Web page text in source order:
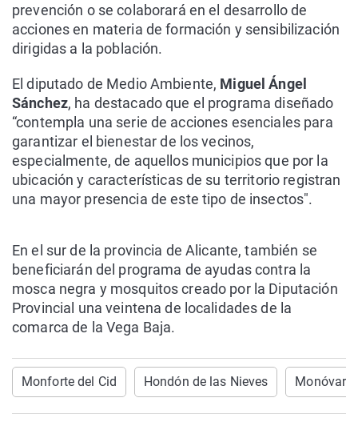
prevención o se colaborará en el desarrollo de
acciones en materia de formación y sensibilización
dirigidas a la población.
El diputado de Medio Ambiente, Miguel Ángel
Sánchez, ha destacado que el programa diseñado
“contempla una serie de acciones esenciales para
garantizar el bienestar de los vecinos,
especialmente, de aquellos municipios que por la
ubicación y características de su territorio registran
una mayor presencia de este tipo de insectos".
En el sur de la provincia de Alicante, también se
beneficiarán del programa de ayudas contra la
mosca negra y mosquitos creado por la Diputación
Provincial una veintena de localidades de la
comarca de la Vega Baja.
Monforte del Cid Hondón de las Nieves Monóvar